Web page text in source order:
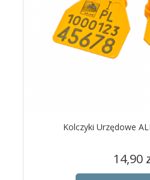
Kolczyki Urzędowe
Cena
14,90